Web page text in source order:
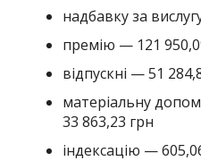
надбавку за
премію — 121
відпускні — 51
матеріальну
33 863,23 грн
індексацію —